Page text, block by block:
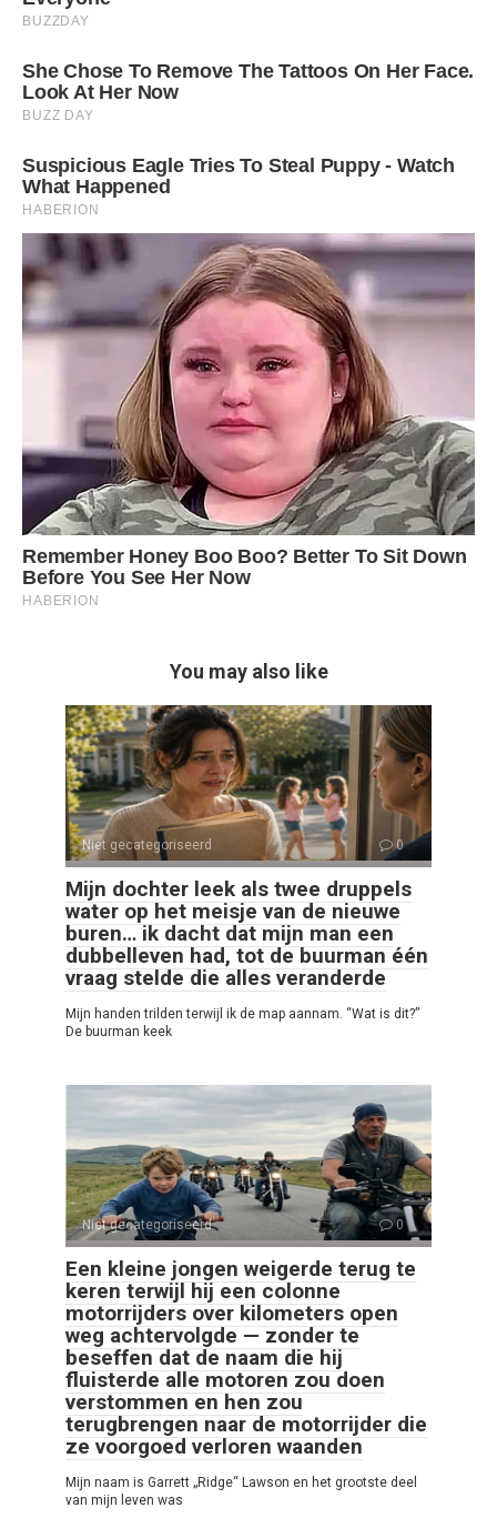
You may also like
Niet gecategoriseerd 0
Mijn dochter leek als twee druppels
water op het meisje van de nieuwe
buren… ik dacht dat mijn man een
dubbelleven had, tot de buurman één
vraag stelde die alles veranderde
Mijn handen trilden terwijl ik de map aannam. “Wat is dit?”
De buurman keek
Niet gecategoriseerd 0
Een kleine jongen weigerde terug te
keren terwijl hij een colonne
motorrijders over kilometers open
weg achtervolgde — zonder te
beseffen dat de naam die hij
fluisterde alle motoren zou doen
verstommen en hen zou
terugbrengen naar de motorrijder die
ze voorgoed verloren waanden
Mijn naam is Garrett „Ridge“ Lawson en het grootste deel
van mijn leven was